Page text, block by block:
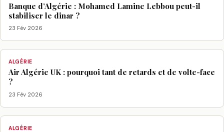
Banque d’Algérie : Mohamed Lamine Lebbou peut-il
stabiliser le dinar ?
23 Fév 2026
ALGÉRIE
Air Algérie UK : pourquoi tant de retards et de volte-face
?
23 Fév 2026
ALGÉRIE